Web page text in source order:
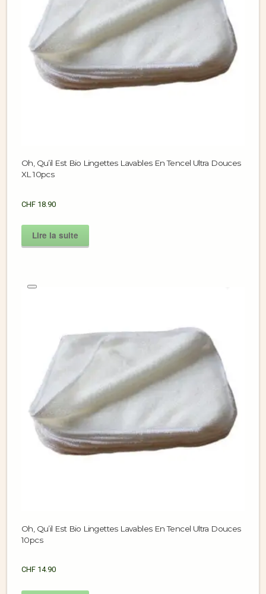
Oh, Qu’il Est Bio Lingettes Lavables En Tencel Ultra Douces
XL 10pcs
CHF 18.90
Lire la suite
Oh, Qu’il Est Bio Lingettes Lavables En Tencel Ultra Douces
10pcs
CHF 14.90